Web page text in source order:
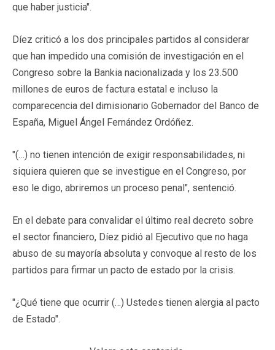
que haber justicia".
Díez criticó a los dos principales partidos al considerar
que han impedido una comisión de investigación en el
Congreso sobre la Bankia nacionalizada y los 23.500
millones de euros de factura estatal e incluso la
comparecencia del dimisionario Gobernador del Banco de
España, Miguel Ángel Fernández Ordóñez.
"(…) no tienen intención de exigir responsabilidades, ni
siquiera quieren que se investigue en el Congreso, por
eso le digo, abriremos un proceso penal", sentenció.
En el debate para convalidar el último real decreto sobre
el sector financiero, Díez pidió al Ejecutivo que no haga
abuso de su mayoría absoluta y convoque al resto de los
partidos para firmar un pacto de estado por la crisis.
"¿Qué tiene que ocurrir (…) Ustedes tienen alergia al pacto
de Estado".